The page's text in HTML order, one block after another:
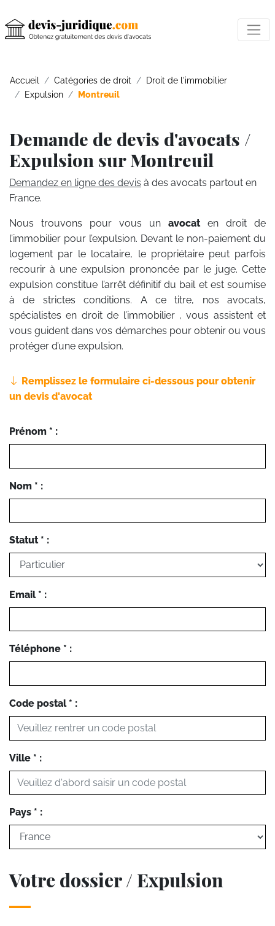
Accueil Catégories de droit
Droit de l'immobilier
Expulsion
Montreuil
Demande de devis d'avocats /
Expulsion sur Montreuil
Demandez en ligne des devis à des avocats partout en
France.
Nous trouvons pour vous un avocat en droit de
l’immobilier pour l’expulsion. Devant le non-paiement du
logement par le locataire, le propriétaire peut parfois
recourir à une expulsion prononcée par le juge. Cette
expulsion constitue l’arrêt définitif du bail et est soumise
à de strictes conditions. A ce titre, nos avocats,
spécialistes en droit de l’immobilier , vous assistent et
vous guident dans vos démarches pour obtenir ou vous
protéger d’une expulsion.
Remplissez le formulaire ci-dessous pour obtenir
un devis d'avocat
Prénom * :
Nom * :
Statut * :
Email * :
Téléphone * :
Code postal * :
Ville * :
Pays * :
Votre dossier / Expulsion